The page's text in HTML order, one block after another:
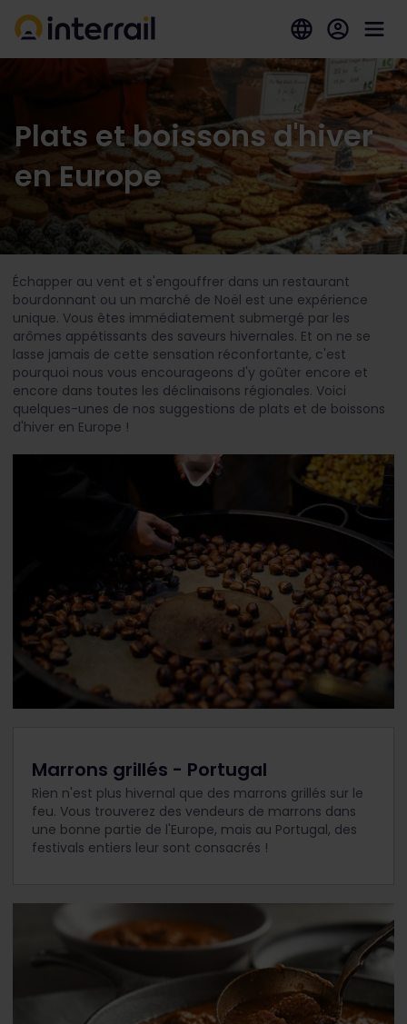
Plats et boissons d'hiver
en Europe
Échapper au vent et s'engouffrer dans un restaurant
bourdonnant ou un marché de Noël est une expérience
unique. Vous êtes immédiatement submergé par les
arômes appétissants des saveurs hivernales. Et on ne se
lasse jamais de cette sensation réconfortante, c'est
pourquoi nous vous encourageons d'y goûter encore et
encore dans toutes les déclinaisons régionales. Voici
quelques-unes de nos suggestions de plats et de boissons
d'hiver en Europe !
Marrons grillés - Portugal
Rien n'est plus hivernal que des marrons grillés sur le
feu. Vous trouverez des vendeurs de marrons dans
une bonne partie de l'Europe, mais au Portugal, des
festivals entiers leur sont consacrés !